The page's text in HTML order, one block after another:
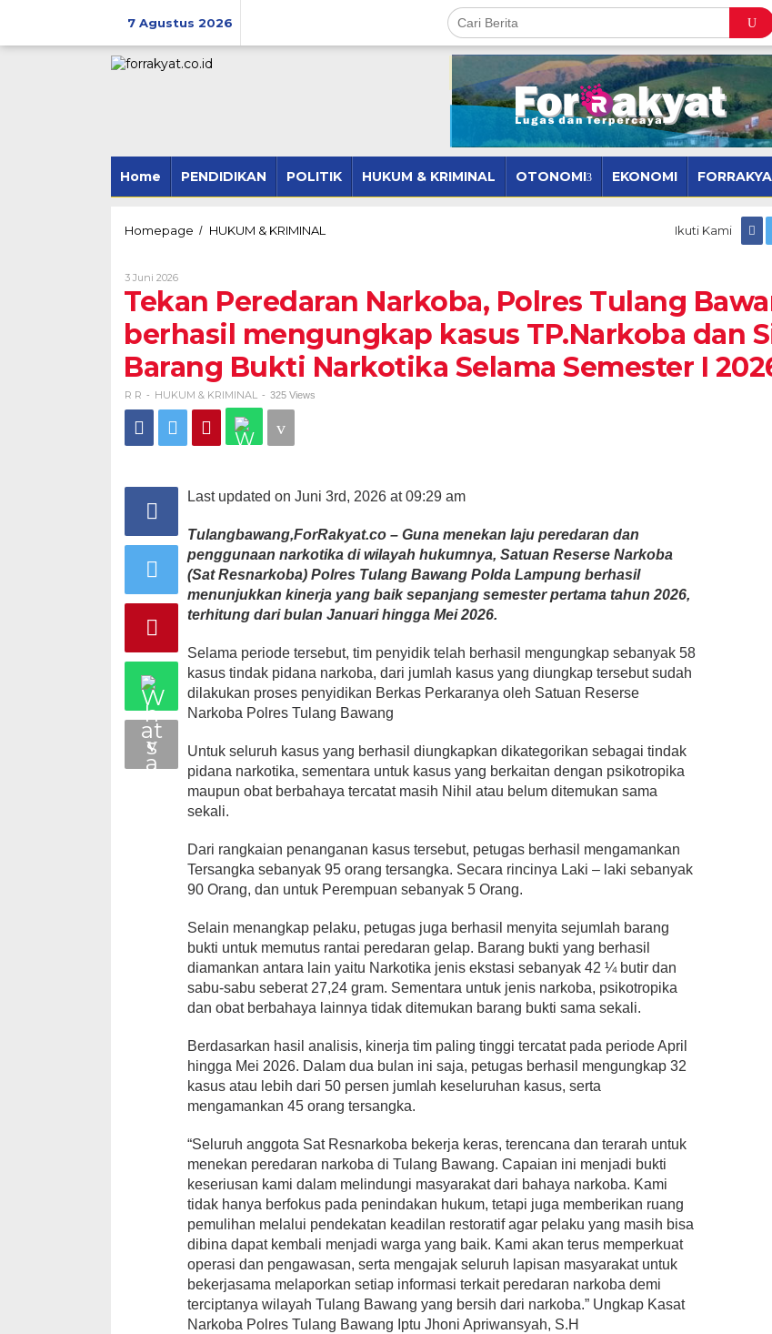
7 Agustus 2026
Home PENDIDIKAN POLITIK HUKUM & KRIMINAL OTONOMI EKONOMI
Homepage / HUKUM & KRIMINAL
Tulang
Bawang
berhasil
mengungkap
kasus
TP.Narkoba
Semester
Ikuti Kami
3 Juni 2026Oleh
R
Tekan Peredaran Narkoba, Polres Tulang
berhasil mengungkap kasus TP.Narkoba dan
Barang Bukti Narkotika Selama Semester I
R R - HUKUM & KRIMINAL - 325 Views
Last updated on Juni 3rd, 2026 at 09:29 am
Tulangbawang,ForRakyat.co – Guna menekan laju peredaran dan
penggunaan narkotika di wilayah hukumnya, Satuan Reserse Narkoba
(Sat Resnarkoba) Polres Tulang Bawang Polda Lampung berhasil
menunjukkan kinerja yang baik sepanjang semester pertama tahun 2026,
terhitung dari bulan Januari hingga Mei 2026.
Selama periode tersebut, tim penyidik telah berhasil mengungkap sebanyak 58
kasus tindak pidana narkoba, dari jumlah kasus yang diungkap tersebut sudah
dilakukan proses penyidikan Berkas Perkaranya oleh Satuan Reserse
Narkoba Polres Tulang Bawang
Untuk seluruh kasus yang berhasil diungkapkan dikategorikan sebagai tindak
pidana narkotika, sementara untuk kasus yang berkaitan dengan psikotropika
maupun obat berbahaya tercatat masih Nihil atau belum ditemukan sama
sekali.
Dari rangkaian penanganan kasus tersebut, petugas berhasil mengamankan
Tersangka sebanyak 95 orang tersangka. Secara rincinya Laki – laki sebanyak
90 Orang, dan untuk Perempuan sebanyak 5 Orang.
Selain menangkap pelaku, petugas juga berhasil menyita sejumlah barang
bukti untuk memutus rantai peredaran gelap. Barang bukti yang berhasil
diamankan antara lain yaitu Narkotika jenis ekstasi sebanyak 42 ¼ butir dan
sabu-sabu seberat 27,24 gram. Sementara untuk jenis narkoba, psikotropika
dan obat berbahaya lainnya tidak ditemukan barang bukti sama sekali.
Berdasarkan hasil analisis, kinerja tim paling tinggi tercatat pada periode April
hingga Mei 2026. Dalam dua bulan ini saja, petugas berhasil mengungkap 32
kasus atau lebih dari 50 persen jumlah keseluruhan kasus, serta
mengamankan 45 orang tersangka.
“Seluruh anggota Sat Resnarkoba bekerja keras, terencana dan terarah untuk
menekan peredaran narkoba di Tulang Bawang. Capaian ini menjadi bukti
keseriusan kami dalam melindungi masyarakat dari bahaya narkoba. Kami
tidak hanya berfokus pada penindakan hukum, tetapi juga memberikan ruang
pemulihan melalui pendekatan keadilan restoratif agar pelaku yang masih bisa
dibina dapat kembali menjadi warga yang baik. Kami akan terus memperkuat
operasi dan pengawasan, serta mengajak seluruh lapisan masyarakat untuk
bekerjasama melaporkan setiap informasi terkait peredaran narkoba demi
terciptanya wilayah Tulang Bawang yang bersih dari narkoba.” Ungkap Kasat
Narkoba Polres Tulang Bawang Iptu Jhoni Apriwansyah, S.H